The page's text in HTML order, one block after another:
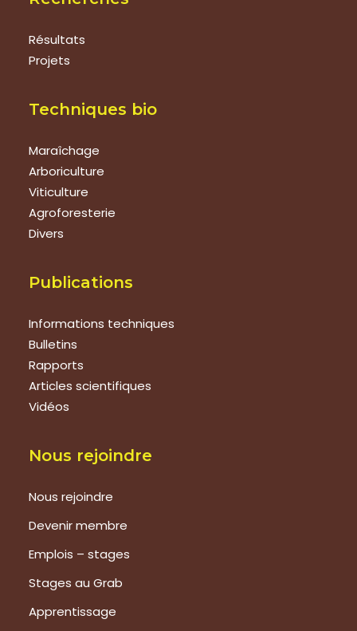
Résultats
Projets
Techniques bio
Maraîchage
Arboriculture
Viticulture
Agroforesterie
Divers
Publications
Informations techniques
Bulletins
Rapports
Articles scientifiques
Vidéos
Nous rejoindre
Nous rejoindre
Devenir membre
Emplois – stages
Stages au Grab
Apprentissage